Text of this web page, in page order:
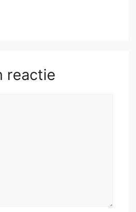
reactie